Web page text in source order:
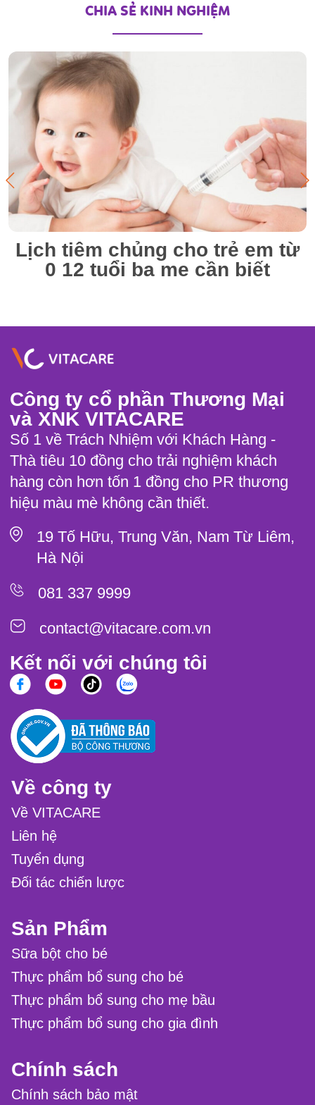
CHIA SẺ KINH NGHIỆM
Lịch tiêm chủng cho trẻ em từ
0 12 tuổi ba mẹ cần biết
Công ty cổ phần Thương Mại
và XNK VITACARE
Số 1 về Trách Nhiệm với Khách Hàng -
Thà tiêu 10 đồng cho trải nghiệm khách
hàng còn hơn tốn 1 đồng cho PR thương
hiệu màu mè không cần thiết.
19 Tố Hữu, Trung Văn, Nam Từ Liêm,
Hà Nội
081 337 9999
contact@vitacare.com.vn
Kết nối với chúng tôi
Về công ty
Về VITACARE
Liên hệ
Tuyển dụng
Đối tác chiến lược
Sản Phẩm
Sữa bột cho bé
Thực phẩm bổ sung cho bé
Thực phẩm bổ sung cho mẹ bầu
Thực phẩm bổ sung cho gia đình
Chính sách
Chính sách bảo mật